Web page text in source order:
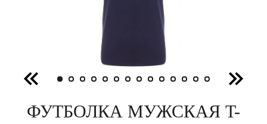
ФУТБОЛКА МУЖСКАЯ T-